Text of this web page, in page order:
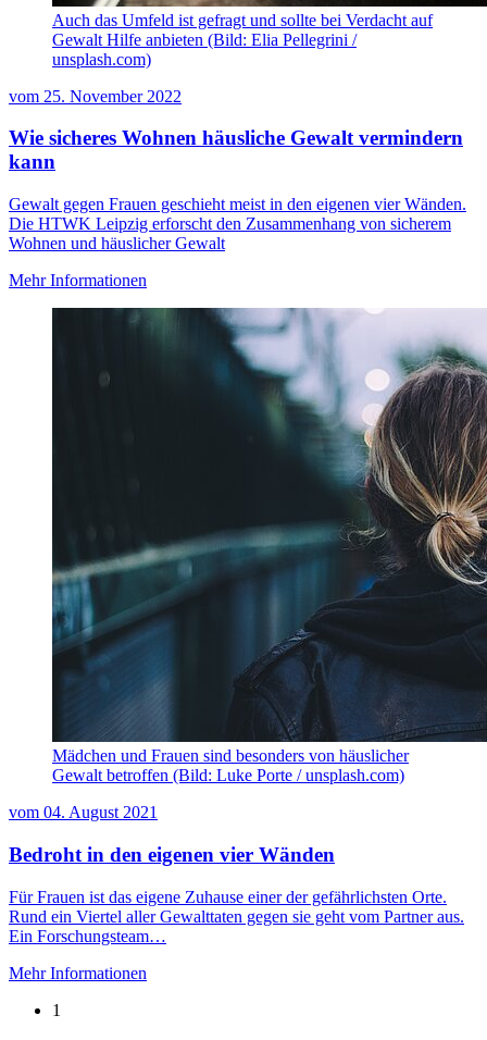
Auch das Umfeld ist gefragt und sollte bei Verdacht auf
Gewalt Hilfe anbieten (Bild: Elia Pellegrini /
unsplash.com)
vom 25. November 2022
Wie sicheres Wohnen häusliche Gewalt vermindern
kann
Gewalt gegen Frauen geschieht meist in den eigenen vier Wänden.
Die HTWK Leipzig erforscht den Zusammenhang von sicherem
Wohnen und häuslicher Gewalt
Mehr Informationen
Mädchen und Frauen sind besonders von häuslicher
Gewalt betroffen (Bild: Luke Porte / unsplash.com)
vom 04. August 2021
Bedroht in den eigenen vier Wänden
Für Frauen ist das eigene Zuhause einer der gefährlichsten Orte.
Rund ein Viertel aller Gewalttaten gegen sie geht vom Partner aus.
Ein Forschungsteam…
Mehr Informationen
1